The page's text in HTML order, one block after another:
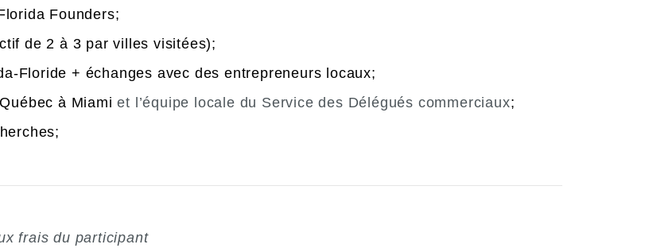
Founders;
de 2 à 3 par villes visitées);
Floride + échanges avec des entrepreneurs locaux;
à Miami et l’équipe locale du Service des Délégués commerciaux;
frais du participant